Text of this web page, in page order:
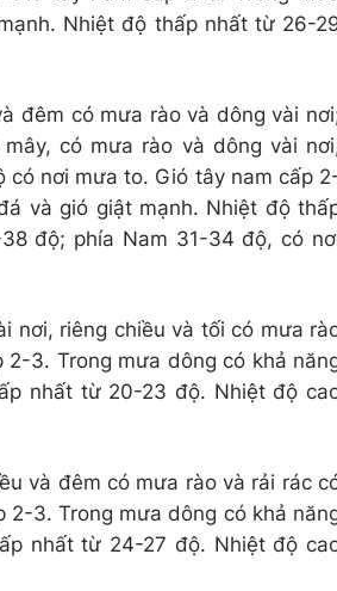
Nhiệt độ thấp nhất từ 26-
đêm có mưa rào và dông vài
có mưa rào và dông vài
có nơi mưa to. Gió tây nam cấp
và gió giật mạnh. Nhiệt độ
độ; phía Nam 31-34 độ, có
nơi, riêng chiều và tối có mưa
3. Trong mưa dông có khả
nhất từ 20-23 độ. Nhiệt độ
và đêm có mưa rào và rải rác
3. Trong mưa dông có khả
nhất từ 24-27 độ. Nhiệt độ